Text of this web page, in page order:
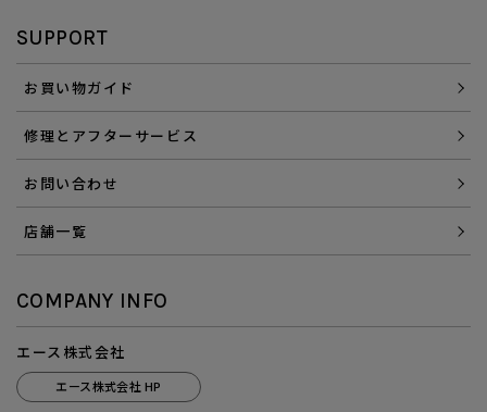
SUPPORT
お買い物ガイド
修理とアフターサービス
お問い合わせ
店舗一覧
COMPANY INFO
エース株式会社
エース株式会社 HP